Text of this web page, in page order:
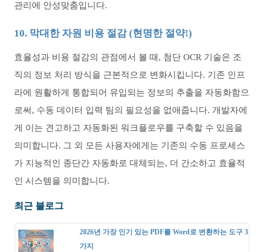
관리에 안성맞춤입니다.
10. 막대한 자원 비용 절감 (현명한 절약!)
효율성과 비용 절감의 관점에서 볼 때, 첨단 OCR 기술은 조
직의 정보 처리 방식을 근본적으로 변화시킵니다. 기존 인프
라에 원활하게 통합되어 유입되는 정보의 추출을 자동화함으
로써, 수동 데이터 입력 팀의 필요성을 없애줍니다. 개발자에
게 이는 견고하고 자동화된 워크플로우를 구축할 수 있음을
의미합니다. 그 외 모든 사용자에게는 기존의 수동 프로세스
가 지능적인 종단간 자동화로 대체되는, 더 간소하고 효율적
인 시스템을 의미합니다.
최근 블로그
2026년 가장 인기 있는 PDF를 Word로 변환하는 도구 3
가지